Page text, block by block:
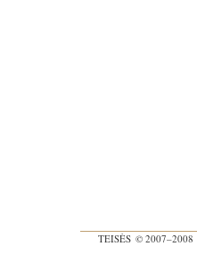
TEISĖS © 2007–2008